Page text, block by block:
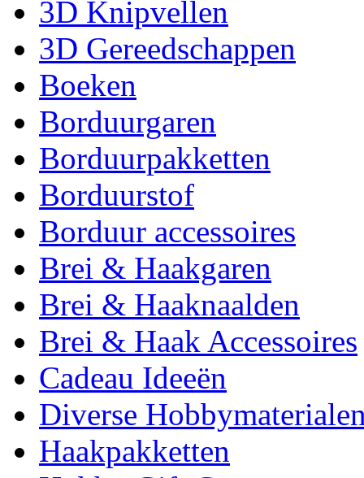
3D Knipvellen
3D Gereedschappen
Boeken
Borduurgaren
Borduurpakketten
Borduurstof
Borduur accessoires
Brei & Haakgaren
Brei & Haaknaalden
Brei & Haak Accessoires
Cadeau Ideeën
Diverse
Haakpakketten